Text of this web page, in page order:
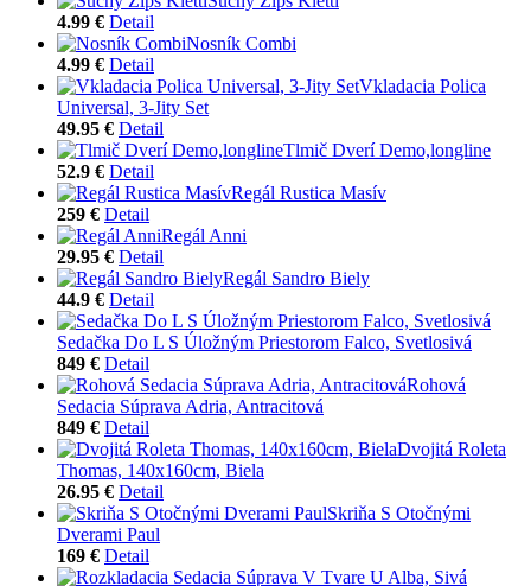
4.99 € Detail
Nosník Combi
4.99 € Detail
Vkladacia Polica
Universal, 3-Jity Set
49.95 € Detail
Tlmič Dverí Demo,longline
52.9 € Detail
Regál Rustica Masív
259 € Detail
Regál Anni
29.95 € Detail
Regál Sandro Biely
44.9 € Detail
Sedačka Do L S Úložným Priestorom Falco, Svetlosivá
849 € Detail
Rohová
Sedacia Súprava Adria, Antracitová
849 € Detail
Dvojitá Roleta
Thomas, 140x160cm, Biela
26.95 € Detail
Skriňa S Otočnými
Dverami Paul
169 € Detail